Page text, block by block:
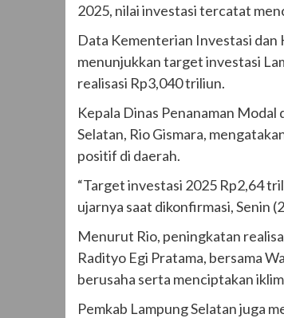
2025, nilai investasi tercatat
Data Kementerian Investasi dan
menunjukkan target investasi
realisasi Rp3,040 triliun.
Kepala Dinas Penanaman
Selatan, Rio Gismara,
positif di daerah.
“Target investasi 2025 Rp2,64
ujarnya saat dikonfirmasi, Senin
Menurut Rio, peningkatan
Radityo Egi Pratama, bersama
berusaha serta menciptakan
Pemkab Lampung Selatan juga